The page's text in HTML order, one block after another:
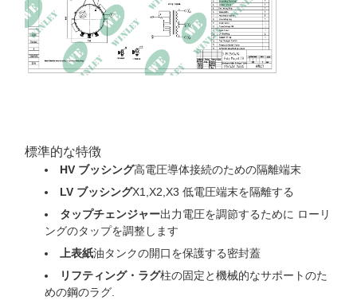
標準的な特徴
HV ブッシング高電圧導体接続のための隔離端末
LV ブッシングX1,X2,X3 低電圧端末を隔離する
タップチェンジャー出力電圧を調節するために ローリ
ングのタップを調整します
上表紙油タンクの開口を保護する密封蓋
リフティング・ラグ柱の固定と機械的なサポートのた
めの鋼のラグ.